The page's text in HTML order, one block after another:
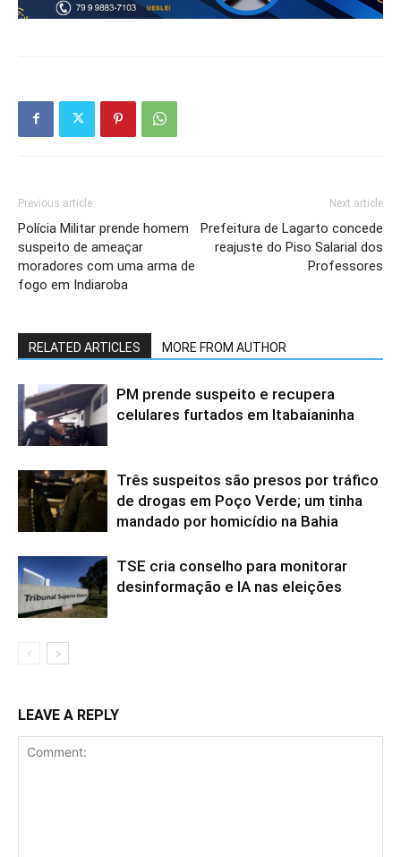
Previous article
Polícia Militar prende homem
suspeito de ameaçar
moradores com uma arma de
fogo em Indiaroba
Next article
Prefeitura de Lagarto concede
reajuste do Piso Salarial dos
Professores
RELATED ARTICLES MORE FROM AUTHOR
PM prende suspeito e recupera
celulares furtados em Itabaianinha
Três suspeitos são presos por tráfico
de drogas em Poço Verde; um tinha
mandado por homicídio na Bahia
TSE cria conselho para monitorar
desinformação e IA nas eleições
LEAVE A REPLY